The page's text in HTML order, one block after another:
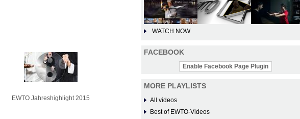
EWTO Jahreshighlight 2015
WATCH NOW
FACEBOOK
Enable Facebook Page Plugin
MORE PLAYLISTS
All videos
Best of EWTO-Videos